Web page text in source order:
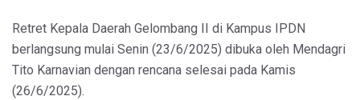
Retret Kepala Daerah Gelombang II di Kampus IPDN
berlangsung mulai Senin (23/6/2025) dibuka oleh Mendagri
Tito Karnavian dengan rencana selesai pada Kamis
(26/6/2025).